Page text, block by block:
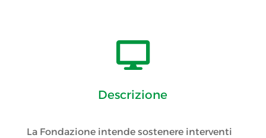

Descrizione
La Fondazione intende sostenere interventi